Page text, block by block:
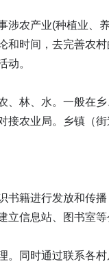
农产业(种植业、
和时间，去完善农
动。
、林、水。一般在
接农业局。乡镇（
书籍进行发放和传
信息站、图书室等
。同时通过联系各